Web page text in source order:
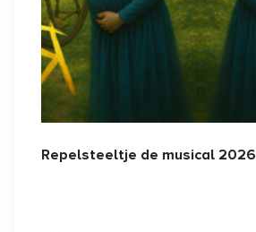
Repelsteeltje de musical 2026